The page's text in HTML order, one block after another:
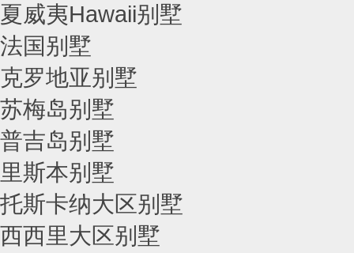
夏威夷Hawaii别墅
法国别墅
克罗地亚别墅
苏梅岛别墅
普吉岛别墅
里斯本别墅
托斯卡纳大区别墅
西西里大区别墅